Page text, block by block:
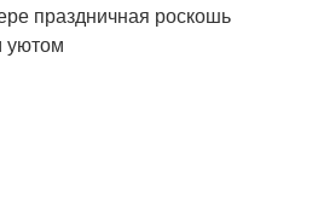
праздничная роскошь
уютом